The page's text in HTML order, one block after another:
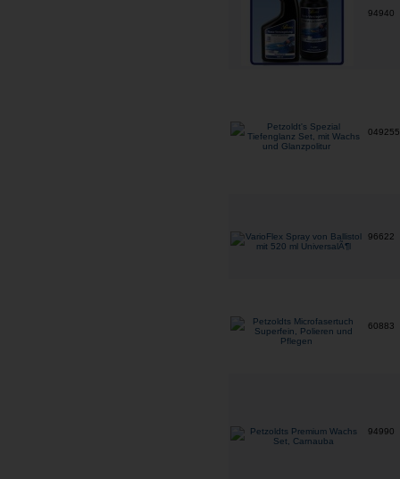
94940
96622
60883
94990